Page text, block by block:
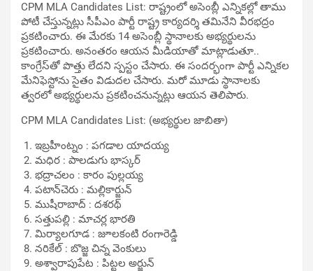
CPM MLA Candidates List: రాష్ట్రంలో అసెంబ్లీ ఎన్నికల్లో తాము
పోటీ చేస్తున్నట్లు సీపీఎం పార్టీ రాష్ట్ర కార్యదర్శి తమినేని వీరభద్రం
ప్రకటించారు. ఈ మేరకు 14 అసెంబ్లీ స్థానాలకు అభ్యర్థులను
ప్రకటించారు. అనంతరం ఆయన మీడియాతో మాట్లాడుతూ..
కాంగ్రేస్‌తో పొత్తు లేదని స్పస్టం చేసారు. ఈ సందర్భంగా పార్టీ ఎన్నికల
మేనిఫెస్టోను సైతం విడుదల చేసారు. మరో మూడు స్థానాలకు
త్వరలో అభ్యర్థులను ప్రకటించనున్నట్లు ఆయన తెలిపారు.
CPM MLA Candidates List: (అభ్యర్థుల జాబితా)
ఇబ్రహీంట్నం : పగడాల యాదయ్య
మధిర : పాలడుగు భాస్కర్‌
భద్రాచలం : కారం పుల్లయ్య
పటాన్‌చెరు : మల్లికార్జున్‌
ముషీరాబాద్‌ : దశరథ్‌
సత్తుపల్లి : మాచర్ల భారతి
మిర్యాలగూడ : జూలకంటి రంగారెడ్డి
నరికేల్‌ : బొజ్జ చిన్న వెంకులు
అశ్వారాపుపేట : పిట్టల అర్జున్‌